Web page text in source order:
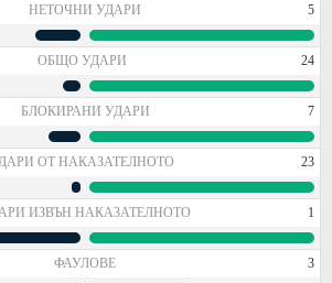
НЕТОЧНИ УДАРИ 5
ОБЩО УДАРИ 24
БЛОКИРАНИ УДАРИ 7
ОТ НАКАЗАТЕЛНОТО 23
ИЗВЪН НАКАЗАТЕЛНОТО 1
ФАУЛОВЕ 3